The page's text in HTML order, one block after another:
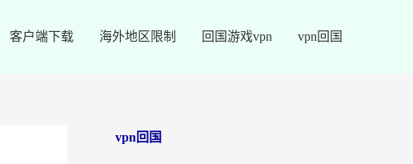
客户端下载 海外地区限制 回国游戏vpn vpn回国
vpn回国